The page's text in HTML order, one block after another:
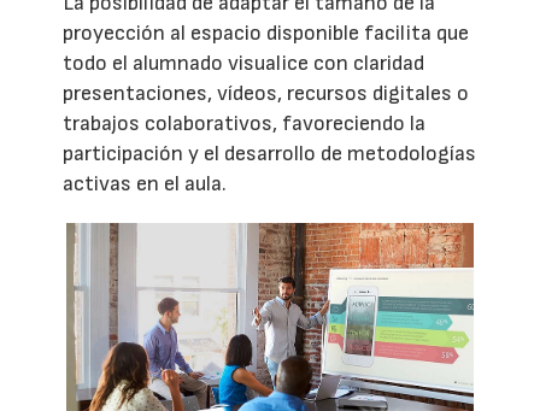
proyección al espacio disponible facilita que
todo el alumnado visualice con claridad
presentaciones, vídeos, recursos digitales o
trabajos colaborativos, favoreciendo la
participación y el desarrollo de metodologías
activas en el aula.